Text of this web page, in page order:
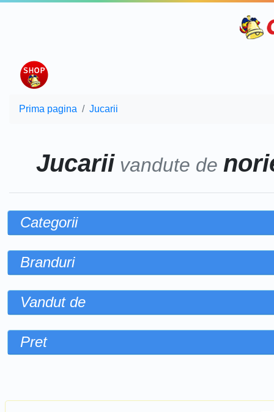
Prima pagina Jucarii
Jucariivandute de
Categorii
Branduri
Vandut de
Pret